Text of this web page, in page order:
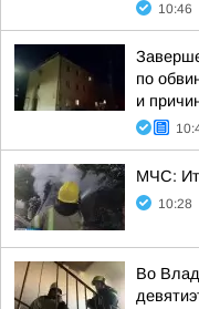
10:46
по
и
МЧС:
10:28
Во